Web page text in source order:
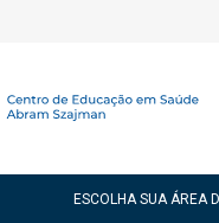
ESCOLHA SUA ÁREA